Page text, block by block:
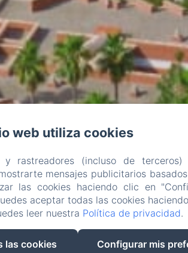
web utiliza cookies
y rastreadores (incluso de
mensajes publicitarios
las cookies haciendo clic en
aceptar todas las cookies
leer nuestra Política de privacidad.
las cookies Configurar mis